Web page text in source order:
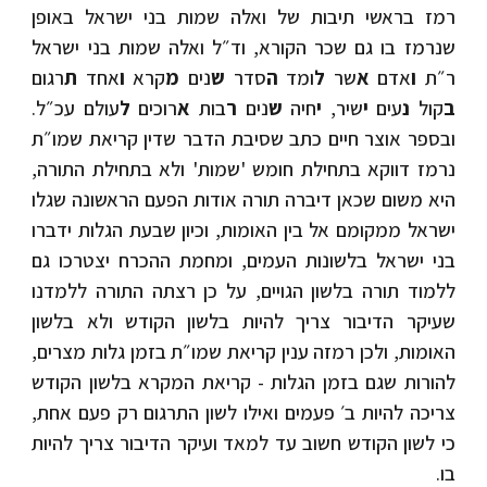
רמז בראשי תיבות של ואלה שמות בני ישראל באופן
שנרמז בו גם שכר הקורא, וד״ל ואלה שמות בני ישראל
ר״ת ואדם אשר לומד הסדר שנים מקראואחד תרגום
בקול נעים ישיר, יחיה שנים רבות ארוכים לעולם עכ״ל.
ובספר אוצר חיים כתב שסיבת הדבר שדין קריאת שמו״ת
נרמז דווקא בתחילת חומש 'שמות' ולא בתחילת התורה,
היא משום שכאן דיברה תורה אודות הפעם הראשונה שגלו
ישראל ממקומם אל בין האומות, וכיון שבעת הגלות ידברו
בני ישראל בלשונות העמים, ומחמת ההכרח יצטרכו גם
ללמוד תורה בלשון הגויים, על כן רצתה התורה ללמדנו
שעיקר הדיבור צריך להיות בלשון הקודש ולא בלשון
האומות, ולכן רמזה ענין קריאת שמו״ת בזמן גלות מצרים,
להורות שגם בזמן הגלות - קריאת המקרא בלשון הקודש
צריכה להיות ב׳ פעמים ואילו לשון התרגום רק פעם אחת,
כי לשון הקודש חשוב עד למאד ועיקר הדיבור צריך להיות
בו.